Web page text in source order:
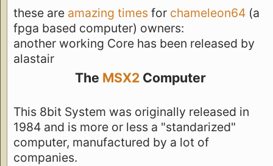
these are amazing times for chameleon64 (a
fpga based computer) owners:
another working Core has been released by
alastair
The MSX2 Computer
This 8bit System was originally released in
1984 and is more or less a "standarized"
computer, manufactured by a lot of
companies.